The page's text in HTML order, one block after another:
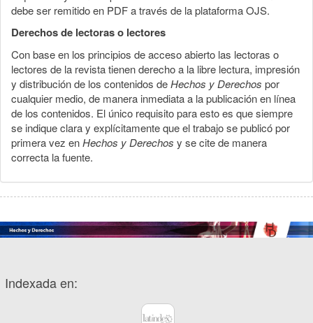
debe ser remitido en PDF a través de la plataforma OJS.
Derechos de lectoras o lectores
Con base en los principios de acceso abierto las lectoras o
lectores de la revista tienen derecho a la libre lectura, impresión
y distribución de los contenidos deHechos y Derechos por
cualquier medio, de manera inmediata a la publicación en línea
de los contenidos. El único requisito para esto es que siempre
se indique clara y explícitamente que el trabajo se publicó por
primera vez enHechos y Derechos y se cite de manera
correcta la fuente.
Indexada en: